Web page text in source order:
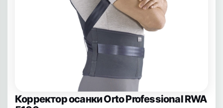
Корректор осанки Orto Professional RWA